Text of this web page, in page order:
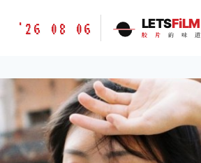
胶
味
道
LETSFILM
'26 08 06 LETSFiLM
胶 片 的 味 道